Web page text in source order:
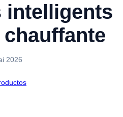
intelligents
2026